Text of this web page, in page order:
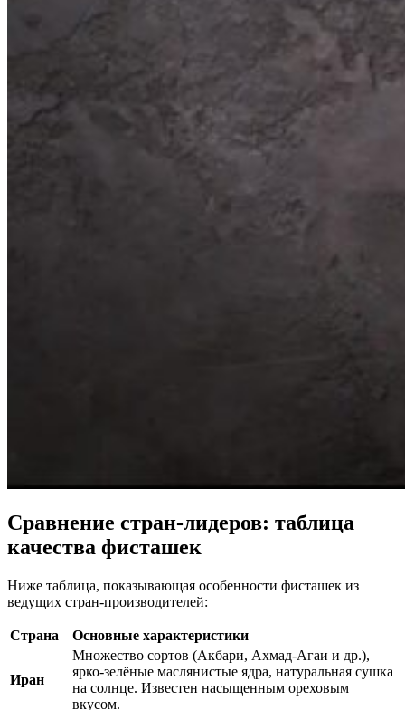
Сравнение стран‑лидеров: таблица
качества фисташек
Ниже таблица, показывающая особенности фисташек из
ведущих стран-производителей:
Страна Основные характеристики
Иран
Множество сортов (Акбари, Ахмад-Агаи и др.),
ярко-зелёные маслянистые ядра, натуральная сушка
на солнце. Известен насыщенным ореховым
вкусом.